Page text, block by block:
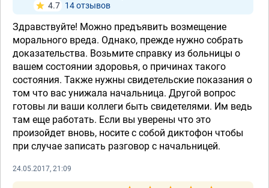
4.7 14 отзывов
Здравствуйте! Можно предъявить возмещение
морального вреда. Однако, прежде нужно собрать
доказательства. Возьмите справку из больницы о
вашем состоянии здоровья, о причинах такого
состояния. Также нужны свидетельские показания о
том что вас унижала начальница. Другой вопрос
готовы ли ваши коллеги быть свидетелями. Им ведь
там еще работать. Если вы уверены что это
произойдет вновь, носите с собой диктофон чтобы
при случае записать разговор с начальницей.
24.05.2017, 21:09